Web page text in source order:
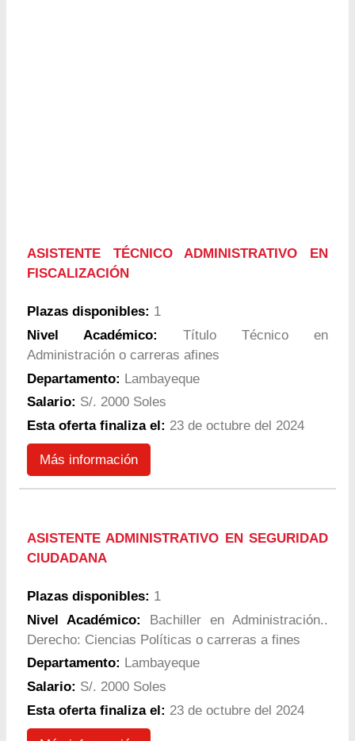
ASISTENTE TÉCNICO ADMINISTRATIVO EN
FISCALIZACIÓN
Plazas disponibles: 1
Nivel Académico:
Título Técnico en
Administración o carreras afines
Departamento: Lambayeque
Salario: S/. 2000 Soles
Esta oferta finaliza el: 23 de octubre del 2024
Más información
ASISTENTE ADMINISTRATIVO EN SEGURIDAD
CIUDADANA
Plazas disponibles: 1
Nivel Académico:
Bachiller en Administración..
Derecho: Ciencias Políticas o carreras a fines
Departamento: Lambayeque
Salario: S/. 2000 Soles
Esta oferta finaliza el: 23 de octubre del 2024